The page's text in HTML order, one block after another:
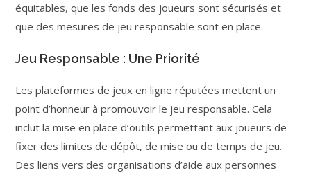
équitables, que les fonds des joueurs sont sécurisés et
que des mesures de jeu responsable sont en place.
Jeu Responsable : Une Priorité
Les plateformes de jeux en ligne réputées mettent un
point d’honneur à promouvoir le jeu responsable. Cela
inclut la mise en place d’outils permettant aux joueurs de
fixer des limites de dépôt, de mise ou de temps de jeu.
Des liens vers des organisations d’aide aux personnes